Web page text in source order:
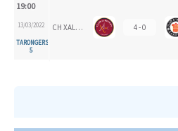
19:00
13/03/2022
TARONGERS
5
CH XALOC 4 - 0